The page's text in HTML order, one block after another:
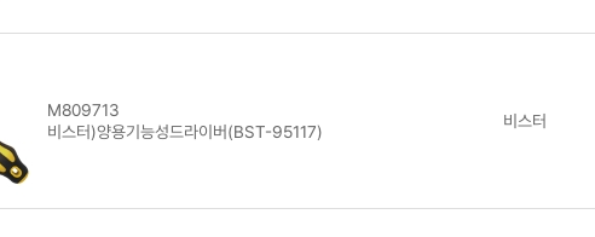
M809713
비스터)양용기능성드라이버(BST-95117)
비스터